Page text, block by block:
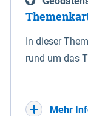
enthalten. Sperrwerke Sperrwerke sind Bauwerke
mit
Schutz eines
vor
Eigenschaft
die
In dieser
rund um das
sowie Status
laufenden
Mehr